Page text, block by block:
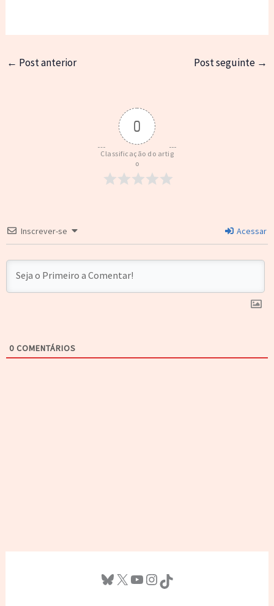
← Post anterior Post seguinte →
0
Classificação do artig
o
Inscrever-se Acessar
0 COMENTÁRIOS
Bluesky X Youtube InstagramTikTok